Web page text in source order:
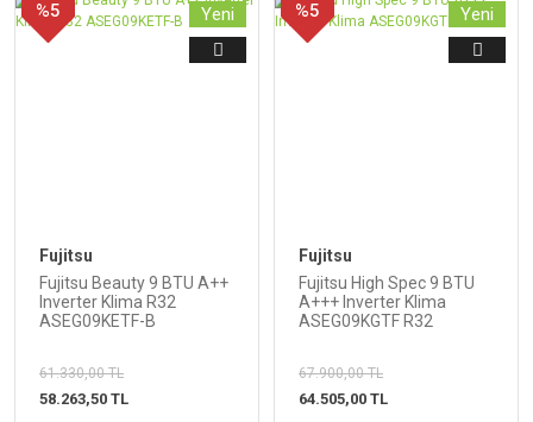
%5 Yeni
Fujitsu
Fujitsu Beauty 9 BTU A++
Inverter Klima R32
ASEG09KETF-B
61.330,00 TL
58.263,50 TL
%5 Yeni
Fujitsu
Fujitsu High Spec 9 BTU
A+++ Inverter Klima
ASEG09KGTF R32
67.900,00 TL
64.505,00 TL